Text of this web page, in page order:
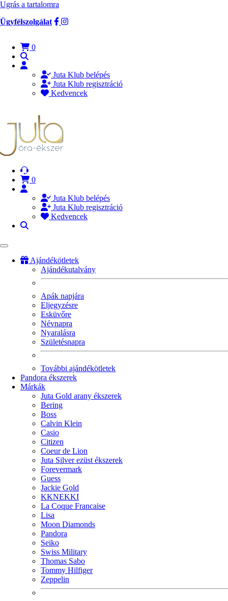
Ugrás a tartalomra
Ügyfélszolgálat
0
Juta Klub belépés
Juta Klub regisztráció
Kedvencek
0
Juta Klub belépés
Juta Klub regisztráció
Kedvencek
Ajándékötletek
Ajándékutalvány
Apák napjára
Eljegyzésre
Esküvőre
Névnapra
Nyaralásra
Születésnapra
További ajándékötletek
Pandora ékszerek
Márkák
Juta Gold arany ékszerek
Bering
Boss
Calvin Klein
Casio
Citizen
Coeur de Lion
Juta Silver ezüst ékszerek
Forevermark
Guess
Jackie Gold
KKNEKKI
La Coque Francaise
Lisa
Moon Diamonds
Pandora
Seiko
Swiss Military
Thomas Sabo
Tommy Hilfiger
Zeppelin